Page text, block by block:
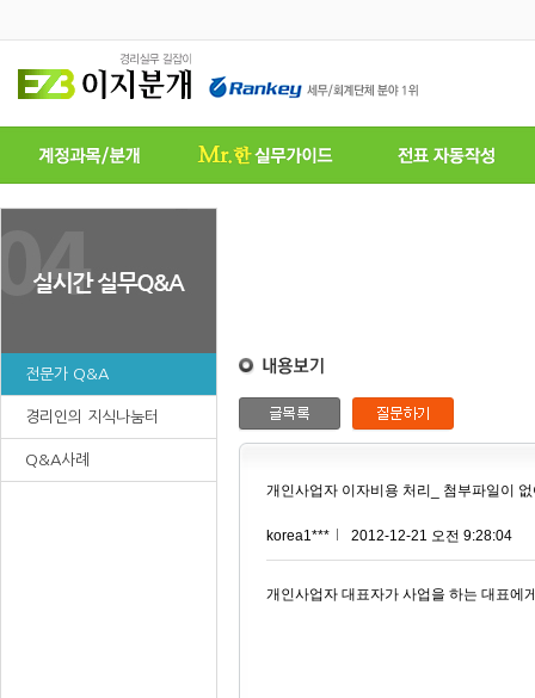
전문가 Q&A
경리인의 지식나눔터
Q&A사례
개인사업자 이자비용 처리_ 첨부파일이
korea1*** 2012-12-21 오전 9:28:04
개인사업자 대표자가 사업을 하는 대표에